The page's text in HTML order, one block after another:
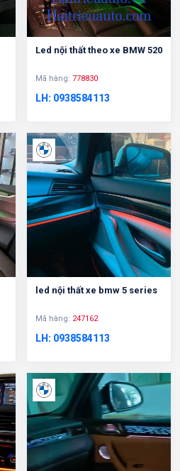
Led nội thất theo xe BMW 520
Mã hàng: 778830
LH: 0938584113
led nội thất xe bmw 5 series
Mã hàng: 247162
LH: 0938584113